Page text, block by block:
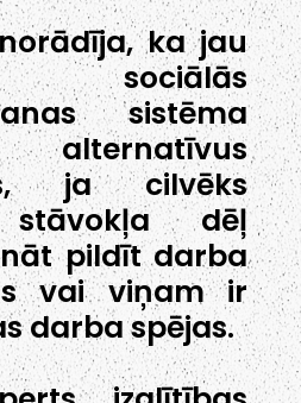
ka jau
sociālās
sistēma
alternatīvus
ja cilvēks
stāvokļa dēļ
pildīt darba
vai viņam ir
darba spējas.